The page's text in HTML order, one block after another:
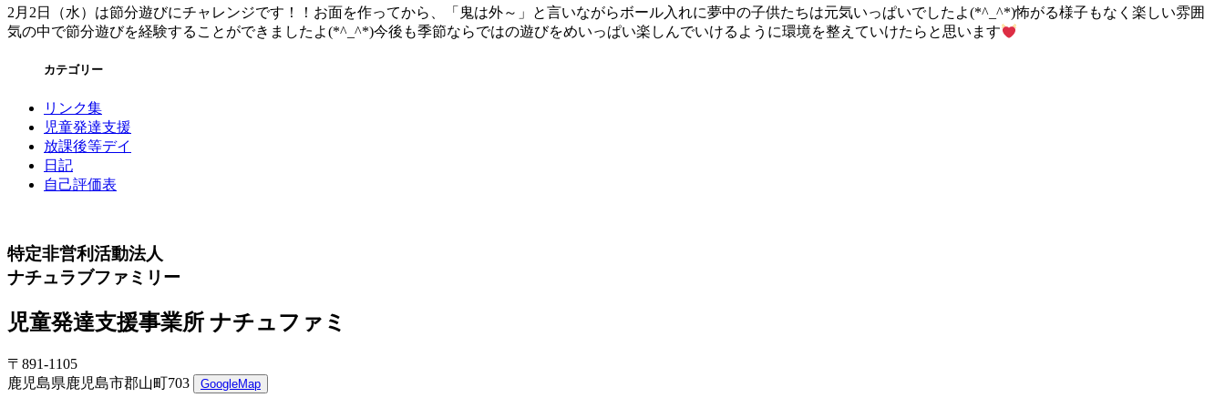
2月2日（水）は節分遊びにチャレンジです！！お面を作ってから、「鬼は外～」と言いながらボール入れに夢中の子供たちは元気いっぱいでしたよ(*^_^*)怖がる様子もなく楽しい雰囲
気の中で節分遊びを経験することができましたよ(*^_^*)今後も季節ならではの遊びをめいっぱい楽しんでいけるように環境を整えていけたらと思います
カテゴリー
リンク集
児童発達支援
放課後等デイ
日記
自己評価表
特定非営利活動法人
ナチュラブファミリー
児童発達支援事業所 ナチュファミ
〒891-1105
鹿児島県鹿児島市郡山町703
GoogleMap